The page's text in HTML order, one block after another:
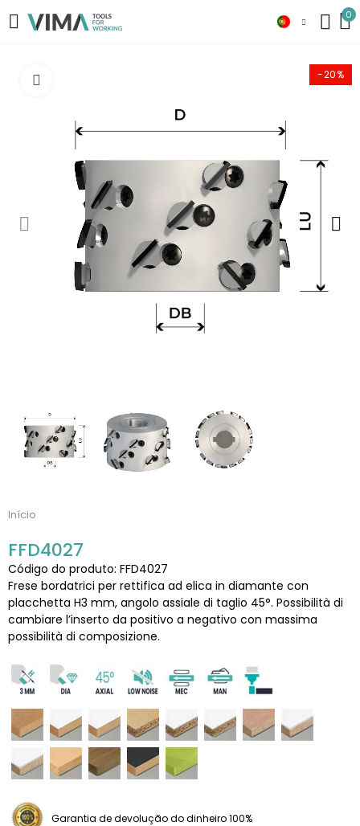
0
-20%
Início
FFD4027
Código do produto: FFD4027
Frese bordatrici per rettifica ad elica in diamante con
placchetta H3 mm, angolo assiale di taglio 45°. Possibilità di
cambiare l’inserto da positivo a negativo con massima
possibilità di composizione.
Garantia de devolução do dinheiro 100%